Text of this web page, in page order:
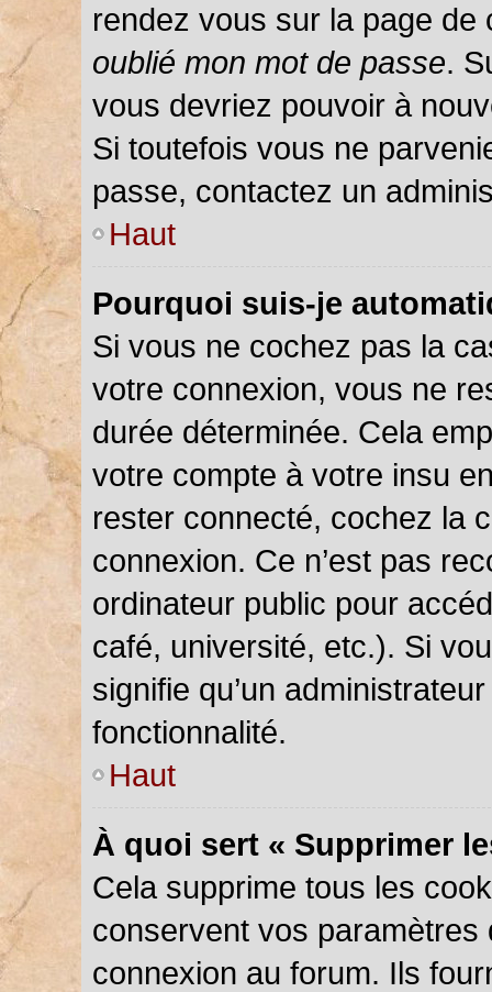
rendez vous sur la page
oublié mon mot de passe.
vous devriez pouvoir à
Si toutefois vous ne
passe, contactez un
Haut
Pourquoi suis-je
Si vous ne cochez pas la
votre connexion, vous ne
durée déterminée. Cela
votre compte à votre insu
rester connecté, cochez la
connexion. Ce n’est pas
ordinateur public pour
café, université, etc.). Si
signifie qu’un
fonctionnalité.
Haut
À quoi sert « Supprimer
Cela supprime tous les
conservent vos paramètres
connexion au forum. Ils